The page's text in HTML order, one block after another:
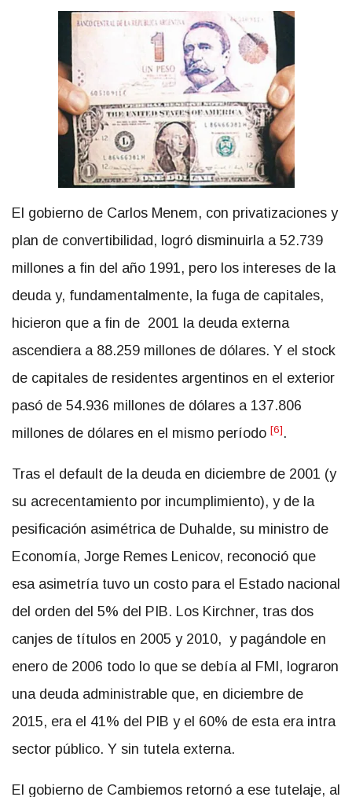
El gobierno de Carlos Menem, con privatizaciones y
plan de convertibilidad, logró disminuirla a 52.739
millones a fin del año 1991, pero los intereses de la
deuda y, fundamentalmente, la fuga de capitales,
hicieron que a fin de 2001 la deuda externa
ascendiera a 88.259 millones de dólares. Y el stock
de capitales de residentes argentinos en el exterior
pasó de 54.936 millones de dólares a 137.806
millones de dólares en el mismo período [6] .
Tras el default de la deuda en diciembre de 2001 (y
su acrecentamiento por incumplimiento), y de la
pesificación asimétrica de Duhalde, su ministro de
Economía, Jorge Remes Lenicov, reconoció que
esa asimetría tuvo un costo para el Estado nacional
del orden del 5% del PIB. Los Kirchner, tras dos
canjes de títulos en 2005 y 2010, y pagándole en
enero de 2006 todo lo que se debía al FMI, lograron
una deuda administrable que, en diciembre de
2015, era el 41% del PIB y el 60% de esta era intra
sector público. Y sin tutela externa.
El gobierno de Cambiemos retornó a ese tutelaje, al